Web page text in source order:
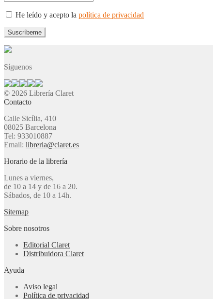
He leído y acepto la política de privacidad
Síguenos
© 2026 Librería Claret
Contacto
Calle Sicília, 410
08025 Barcelona
Tel: 933010887
Email: libreria@claret.es
Horario de la librería
Lunes a viernes,
de 10 a 14 y de 16 a 20.
Sábados, de 10 a 14h.
Sitemap
Sobre nosotros
Editorial Claret
Distribuidora Claret
Ayuda
Aviso legal
Política de privacidad